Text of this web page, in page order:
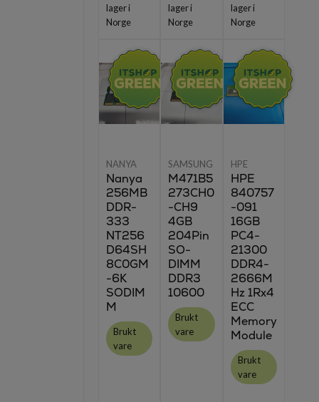
lager i
Norge
lager i
Norge
lager i
Norge
NANYA
Nanya
256MB
DDR-
333
NT256
D64SH
8C0GM
-6K
SODIM
M
Brukt
vare
SAMSUNG
M471B5
273CH0
-CH9
4GB
204Pin
SO-
DIMM
DDR3
10600
Brukt
vare
HPE
HPE
840757
-091
16GB
PC4-
21300
DDR4-
2666M
Hz 1Rx4
ECC
Memory
Module
Brukt
vare